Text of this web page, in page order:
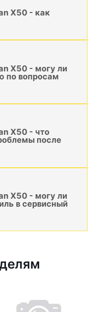
X50 - как
X50 - могу ли
по вопросам
X50 - что
после
X50 - могу ли
в сервисный